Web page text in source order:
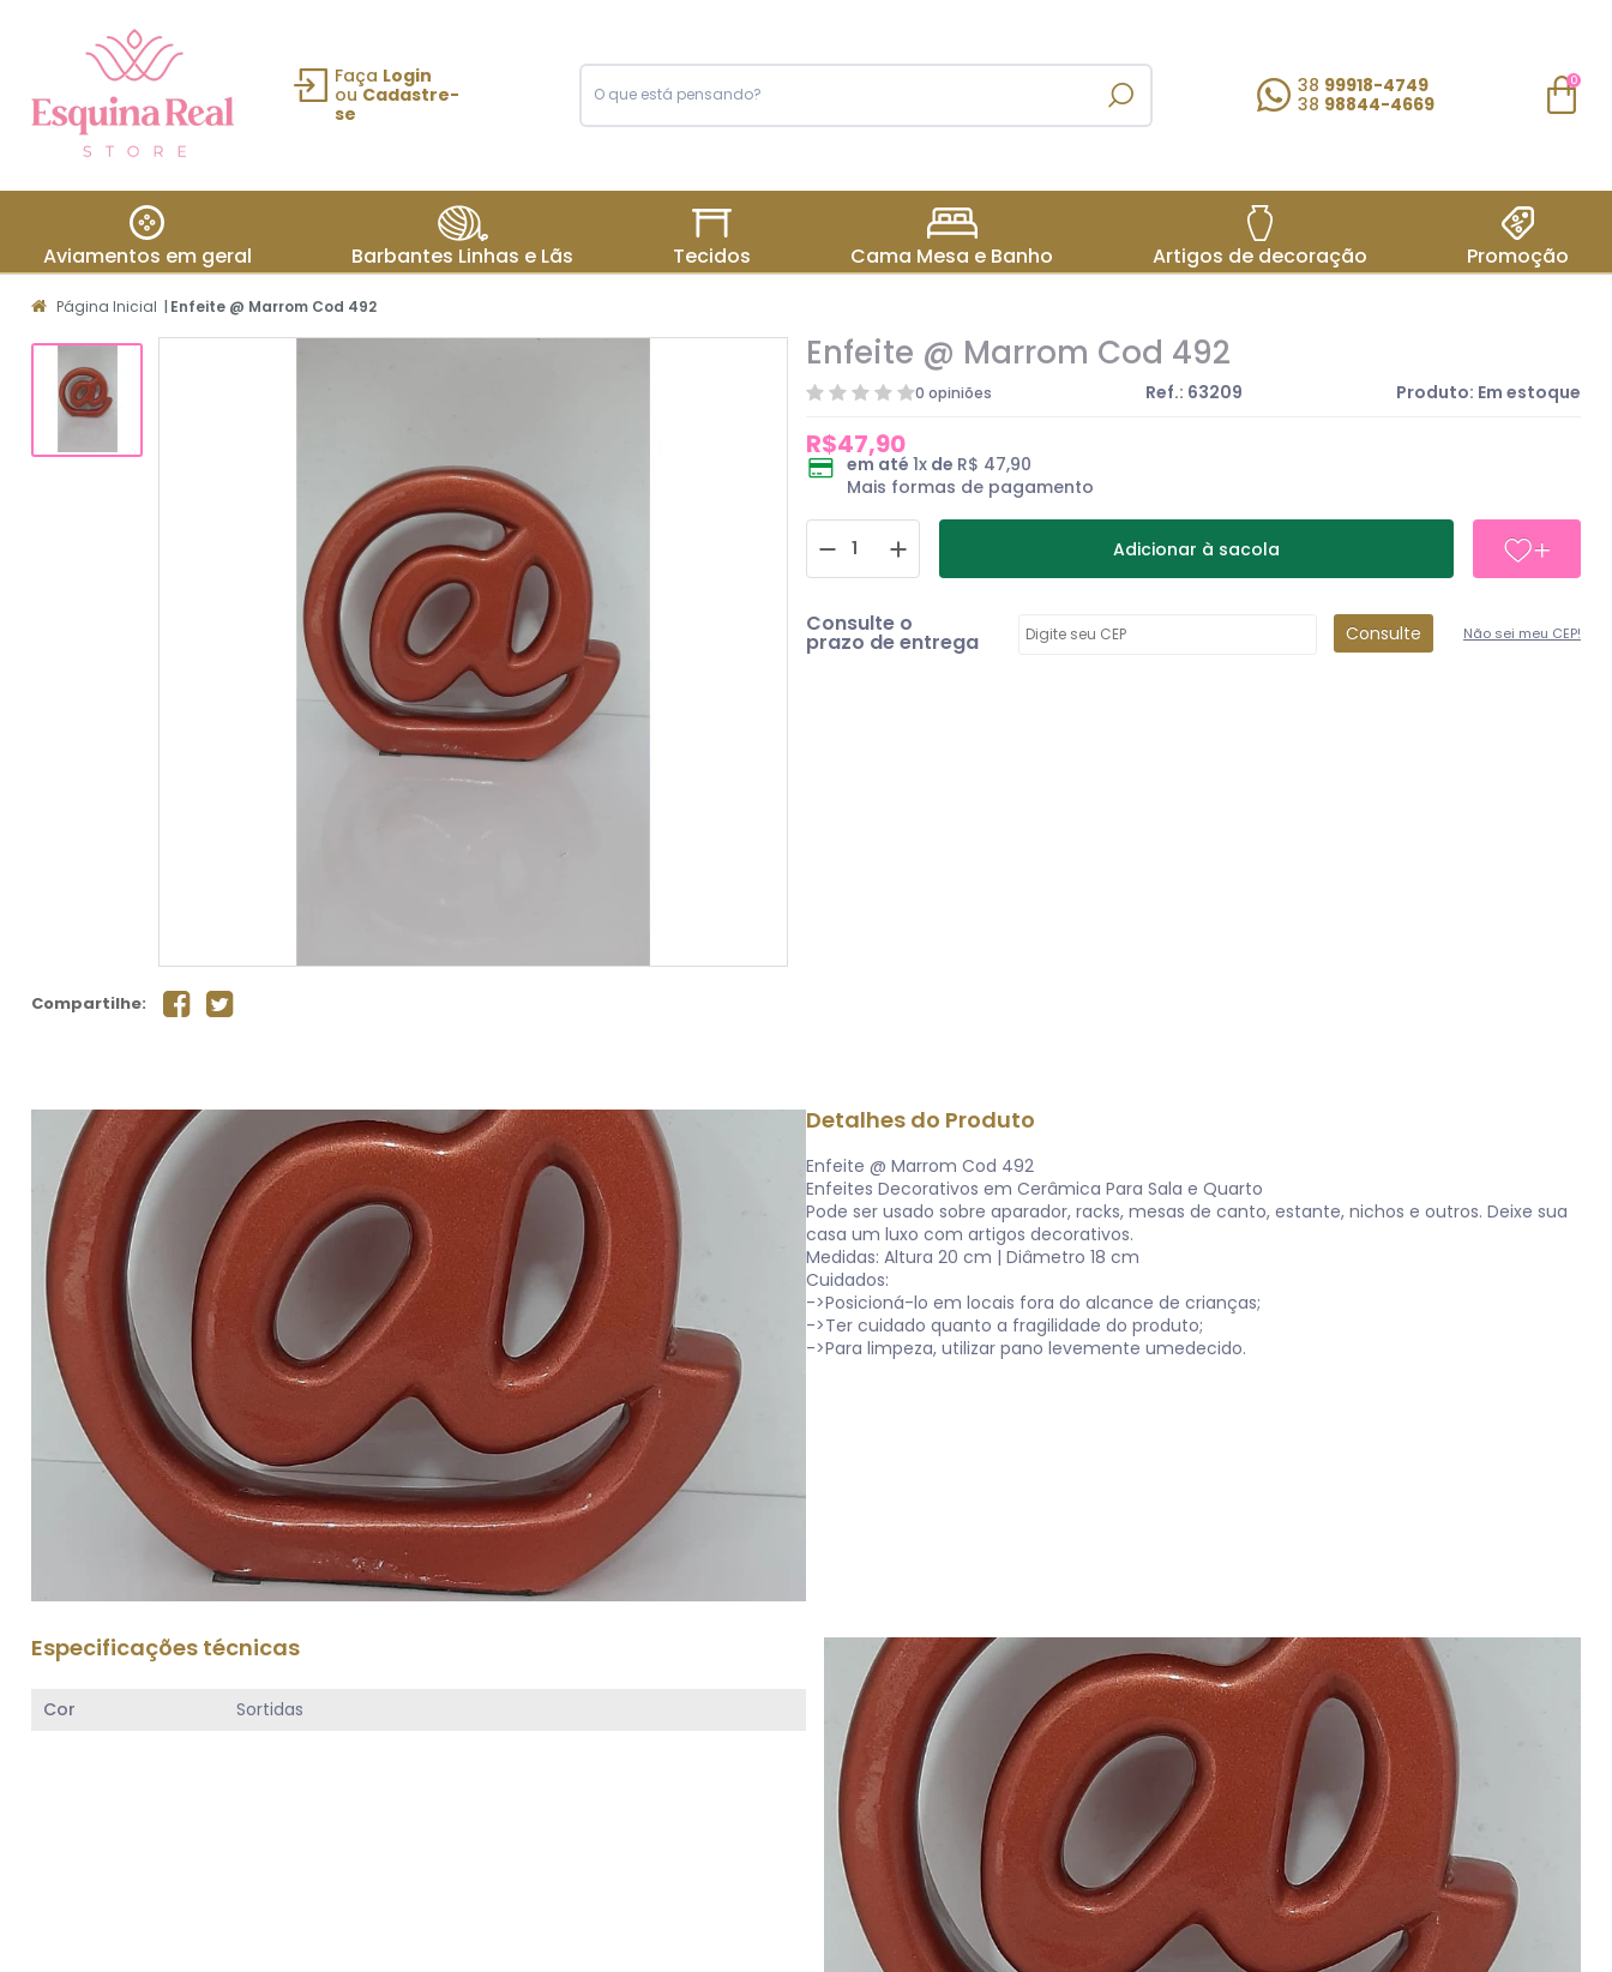
Faça Login
ou Cadastre-
se
ou Cadastre-
dados
38 99918-4749
38 98844-4669
0
Aviamentos em geral Barbantes Linhas e Lãs Tecidos Cama Mesa e Banho Artigos de decoração Promoção
Página Inicial | Enfeite @ Marrom Cod 492
Compartilhe:
Enfeite @ Marrom Cod 492
0 opiniões Ref.: 63209 Produto: Em estoque
R$47,90
em até 1x de R$ 47,90
Mais formas de pagamento
Adicionar à sacola
Consulte o
prazo de entrega Consulte Não sei meu CEP!
Detalhes do Produto
Enfeite @ Marrom Cod 492
Enfeites Decorativos em Cerâmica Para Sala e Quarto
Pode ser usado sobre aparador, racks, mesas de canto, estante, nichos e outros. Deixe sua
casa um luxo com artigos decorativos.
Medidas: Altura 20 cm | Diâmetro 18 cm
Cuidados:
->Posicioná-lo em locais fora do alcance de crianças;
->Ter cuidado quanto a fragilidade do produto;
->Para limpeza, utilizar pano levemente umedecido.
Especificações técnicas
Cor Sortidas